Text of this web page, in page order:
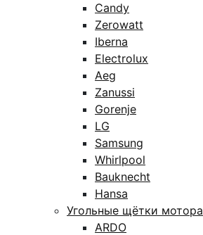
Candy
Zerowatt
Iberna
Electrolux
Aeg
Zanussi
Gorenje
LG
Samsung
Whirlpool
Bauknecht
Hansa
Угольные щётки мотора
ARDO